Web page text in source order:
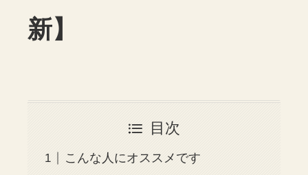
新】
目次
こんな人にオススメです